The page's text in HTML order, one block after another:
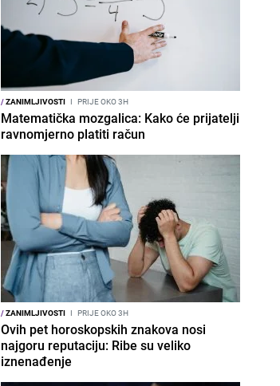
/ZANIMLJIVOSTI I PRIJE OKO 3H
Matematička mozgalica: Kako će prijatelji
ravnomjerno platiti račun
/ZANIMLJIVOSTI I PRIJE OKO 3H
Ovih pet horoskopskih znakova nosi
najgoru reputaciju: Ribe su veliko
iznenađenje